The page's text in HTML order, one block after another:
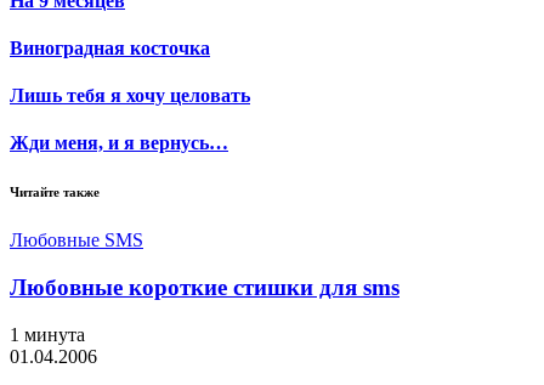
Виноградная косточка
Лишь тебя я хочу целовать
Жди меня, и я вернусь…
Читайте также
Любовные SMS
Любовные короткие стишки для sms
1 минута
01.04.2006